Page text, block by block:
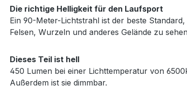
Die richtige Helligkeit für den Laufsport
Ein 90-Meter-Lichtstrahl ist der beste
Felsen, Wurzeln und anderes Gelände zu
Dieses Teil ist hell
450 Lumen bei einer Lichttemperatur von
Außerdem ist sie dimmbar.